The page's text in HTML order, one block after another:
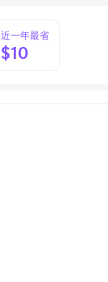
近一年最省
$10